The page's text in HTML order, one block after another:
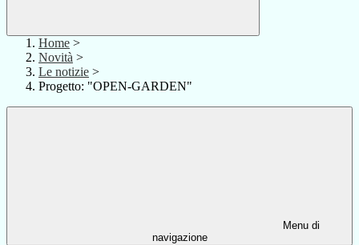
Home >
Novità >
Le notizie >
Progetto: "OPEN-GARDEN"
Menu di
navigazione